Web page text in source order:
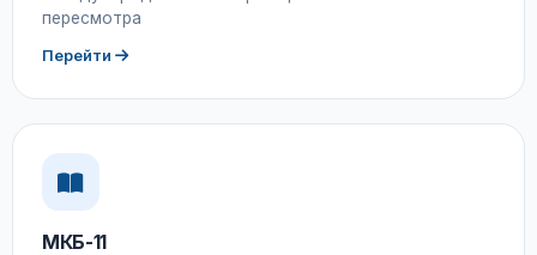
пересмотра
Перейти
МКБ-11